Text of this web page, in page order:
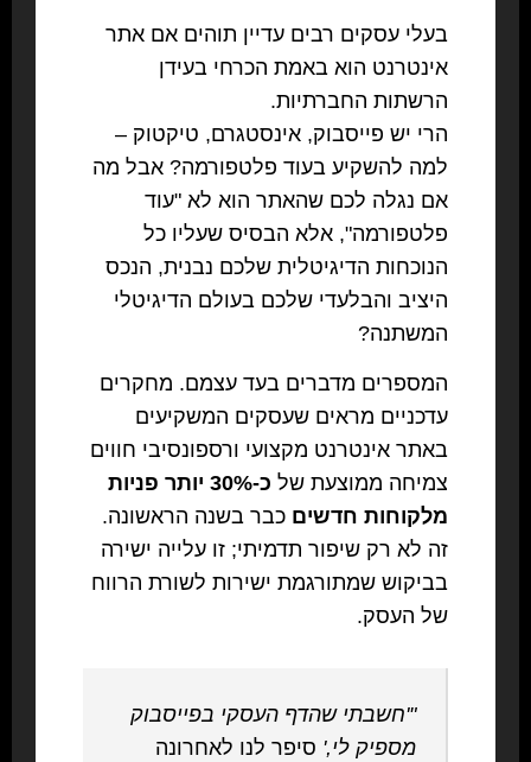
בעלי עסקים רבים עדיין תוהים אם אתר
אינטרנט הוא באמת הכרחי בעידן
הרשתות החברתיות.
הרי יש פייסבוק, אינסטגרם, טיקטוק –
למה להשקיע בעוד פלטפורמה? אבל מה
אם נגלה לכם שהאתר הוא לא "עוד
פלטפורמה", אלא הבסיס שעליו כל
הנוכחות הדיגיטלית שלכם נבנית, הנכס
היציב והבלעדי שלכם בעולם הדיגיטלי
המשתנה?
המספרים מדברים בעד עצמם. מחקרים
עדכניים מראים שעסקים המשקיעים
באתר אינטרנט מקצועי ורספונסיבי חווים
צמיחה ממוצעת של
כ-30% יותר פניות
מלקוחות חדשים כבר בשנה הראשונה.
זה לא רק שיפור תדמיתי; זו עלייה ישירה
בביקוש שמתורגמת ישירות לשורת הרווח
של העסק.
"'חשבתי שהדף העסקי בפייסבוק
מספיק לי,' סיפר לנו לאחרונה